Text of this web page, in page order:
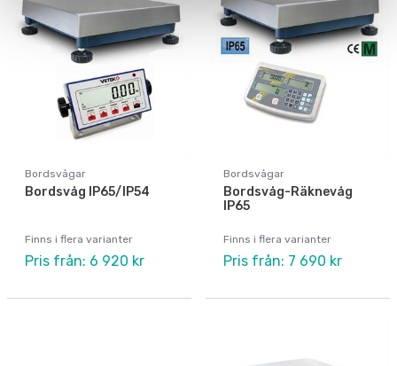
Bordsvågar
Bordsvåg IP65/IP54
Finns i flera varianter
Pris från: 6 920 kr
Bordsvågar
Bordsvåg-Räknevåg
IP65
Finns i flera varianter
Pris från: 7 690 kr